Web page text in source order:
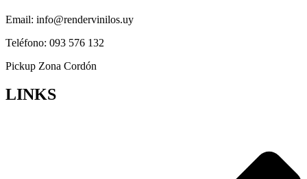
Email: info@rendervinilos.uy
Teléfono: 093 576 132
Pickup Zona Cordón
LINKS